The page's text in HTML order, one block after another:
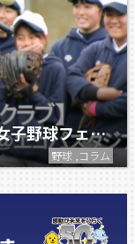
アザレア・スポーツクラブ／静岡女子野球フェスタ2020
野球 ,コラム